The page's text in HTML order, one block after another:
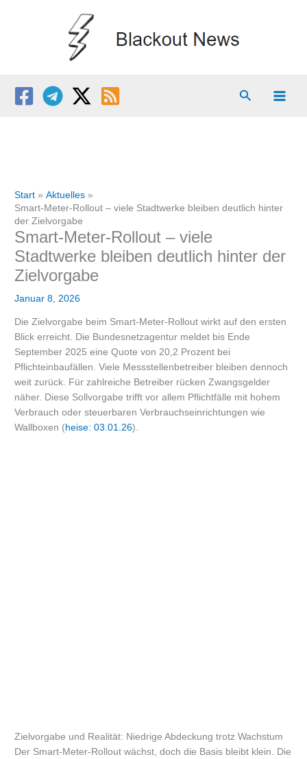
Suchen
Start
Aktuelles
Smart-Meter-Rollout – viele Stadtwerke bleiben deutlich hinter
der Zielvorgabe
Smart-Meter-Rollout – viele
Stadtwerke bleiben deutlich hinter der
Zielvorgabe
Januar 8, 2026
Die Zielvorgabe beim Smart-Meter-Rollout wirkt auf den ersten
Blick erreicht. Die Bundesnetzagentur meldet bis Ende
September 2025 eine Quote von 20,2 Prozent bei
Pflichteinbaufällen. Viele Messstellenbetreiber bleiben dennoch
weit zurück. Für zahlreiche Betreiber rücken Zwangsgelder
näher. Diese Sollvorgabe trifft vor allem Pflichtfälle mit hohem
Verbrauch oder steuerbaren Verbrauchseinrichtungen wie
Wallboxen (heise: 03.01.26).
Zielvorgabe und Realität: Niedrige Abdeckung trotz Wachstum
Der Smart-Meter-Rollout wächst, doch die Basis bleibt klein. Die